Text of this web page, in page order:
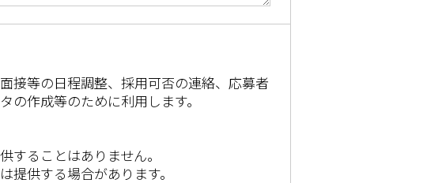
接等の日程調整、採用可否の連絡、応募者
の作成等のために利用します。
することはありません。
提供する場合があります。